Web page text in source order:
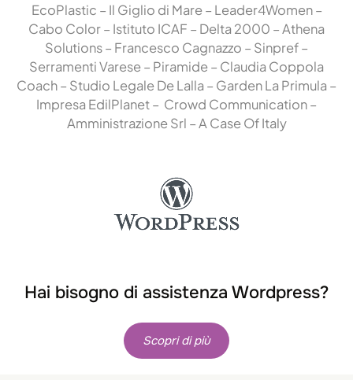
EcoPlastic – Il Giglio di Mare– Leader4Women–
Cabo Color– Istituto ICAF – Delta 2000 –Athena
Solutions– Francesco Cagnazzo – Sinpref–
Serramenti Varese– Piramide– Claudia Coppola
Coach– Studio Legale De Lalla – Garden La Primula –
Impresa EdilPlanet– Crowd Communication–
Amministrazione Srl –A Case Of Italy
Hai bisogno di assistenza Wordpress?
Scopri di più